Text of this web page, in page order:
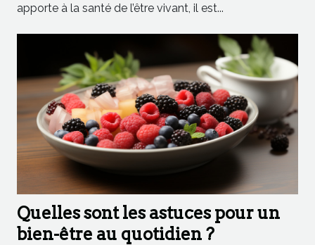
apporte à la santé de l’être vivant, il est...
Quelles sont les astuces pour un
bien-être au quotidien ?